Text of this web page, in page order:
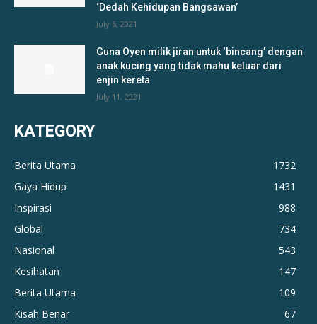
‘Dedah Kehidupan Bangsawan’
July 6, 2021
Guna Oyen milik jiran untuk ‘bincang’ dengan
anak kucing yang tidak mahu keluar dari
enjin kereta
July 11, 2021
KATEGORY
Berita Utama
1732
Gaya Hidup
1431
Inspirasi
988
Global
734
Nasional
543
Kesihatan
147
Berita Utama
109
Kisah Benar
67